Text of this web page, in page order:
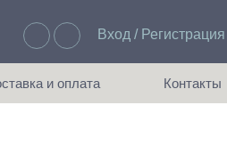
Вход / Регистрация
и оплата Контакты